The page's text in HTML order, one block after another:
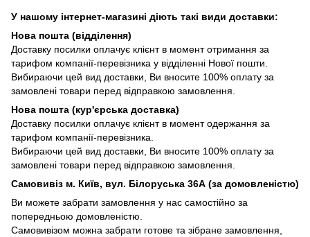
У нашому інтернет-магазині діють такі види доставки:
Нова пошта (відділення)
Доставку посилки оплачує клієнт в момент отримання за
тарифом компанії-перевізника у відділенні Нової пошти.
Вибираючи цей вид доставки, Ви вносите 100% оплату за
замовлені товари перед відправкою замовлення.
Нова пошта (кур'єрська доставка)
Доставку посилки оплачує клієнт в момент одержання за
тарифом компанії-перевізника.
Вибираючи цей вид доставки, Ви вносите 100% оплату за
замовлені товари перед відправкою замовлення.
Самовивіз м. Київ, вул. Білоруська 36А (за домовленістю)
Ви можете забрати замовлення у нас самостійно за
попередньою домовленістю.
Самовивізом можна забрати готове та зібране замовлення,